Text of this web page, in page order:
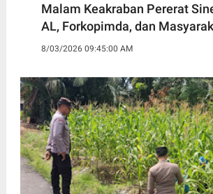
Malam Keakraban Pererat
AL, Forkopimda, dan
8/03/2026 09:45:00 AM